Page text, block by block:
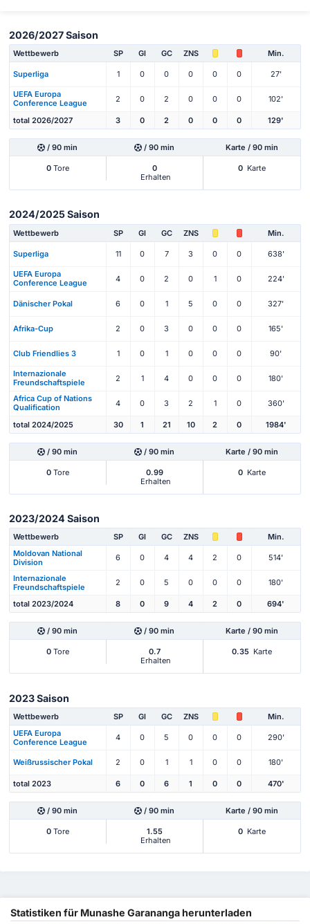
2026/2027 Saison
Wettbewerb SP Gl GC ZNS Min.
Superliga 1 0 0 0 0 0 27'
UEFA Europa
Conference League
2 0 2 0 0 0 102'
total 2026/2027 3 0 2 0 0 0 129'
/ 90 min / 90 min Karte / 90 min
0Tore
0
Erhalten
0 Karte
2024/2025 Saison
Wettbewerb SP Gl GC ZNS Min.
Superliga 11 0 7 3 0 0 638'
UEFA Europa
Conference League
4 0 2 0 1 0 224'
Dänischer Pokal 6 0 1 5 0 0 327'
Afrika-Cup 2 0 3 0 0 0 165'
Club Friendlies 3 1 0 1 0 0 0 90'
Internazionale
Freundschaftspiele
2 1 4 0 0 0 180'
Africa Cup of Nations
Qualification
4 0 3 2 1 0 360'
total 2024/2025 30 1 21 10 2 0 1984'
/ 90 min / 90 min Karte / 90 min
0Tore
0.99
Erhalten
0 Karte
2023/2024 Saison
Wettbewerb SP Gl GC ZNS
Min.
Moldovan National
Division
6 0 4 4 2 0 514'
Internazionale
Freundschaftspiele
2 0 5 0 0 0 180'
total 2023/2024 8 0 9 4 2 0 694'
/ 90 min / 90 min Karte / 90 min
0Tore
0.7
Erhalten
0.35 Karte
2023 Saison
Wettbewerb SP Gl GC ZNS
Min.
UEFA Europa
Conference League
4 0 5 0 0 0 290'
Weißrussischer Pokal 2 0 1 1 0 0 180'
total 2023 6 0 6 1 0 0 470'
/ 90 min / 90 min Karte / 90 min
0Tore
1.55
Erhalten
0 Karte
Statistiken für Munashe Garananga herunterladen